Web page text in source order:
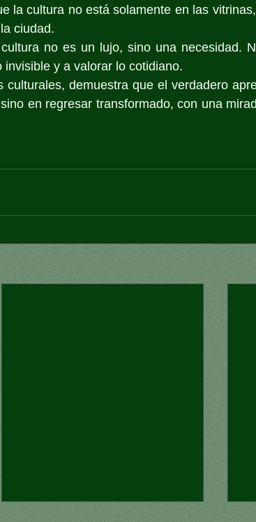
la cultura no está solamente en las
ciudad.
no es un lujo, sino una necesidad.
y a valorar lo cotidiano.
culturales, demuestra que el verdadero
en regresar transformado, con una